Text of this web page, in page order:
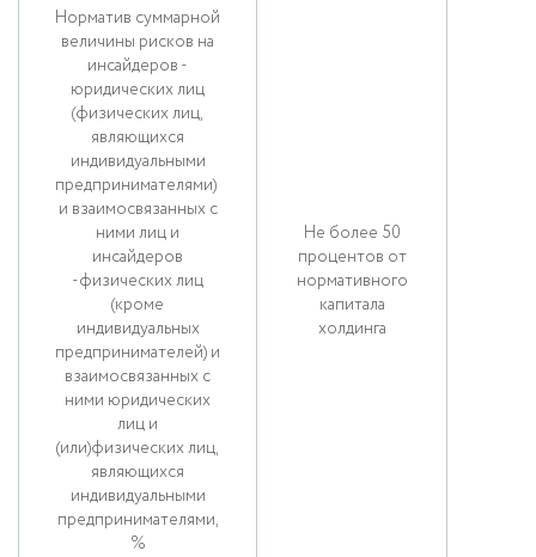
Норматив суммарной
величины рисков на
инсайдеров -
юридических лиц
(физических лиц,
являющихся
индивидуальными
предпринимателями)
и взаимосвязанных с
ними лиц и
инсайдеров
-физических лиц
(кроме
индивидуальных
предпринимателей) и
взаимосвязанных с
ними юридических
лиц и
(или)физических лиц,
являющихся
индивидуальными
предпринимателями,
%
Не более 50
процентов от
нормативного
капитала
холдинга